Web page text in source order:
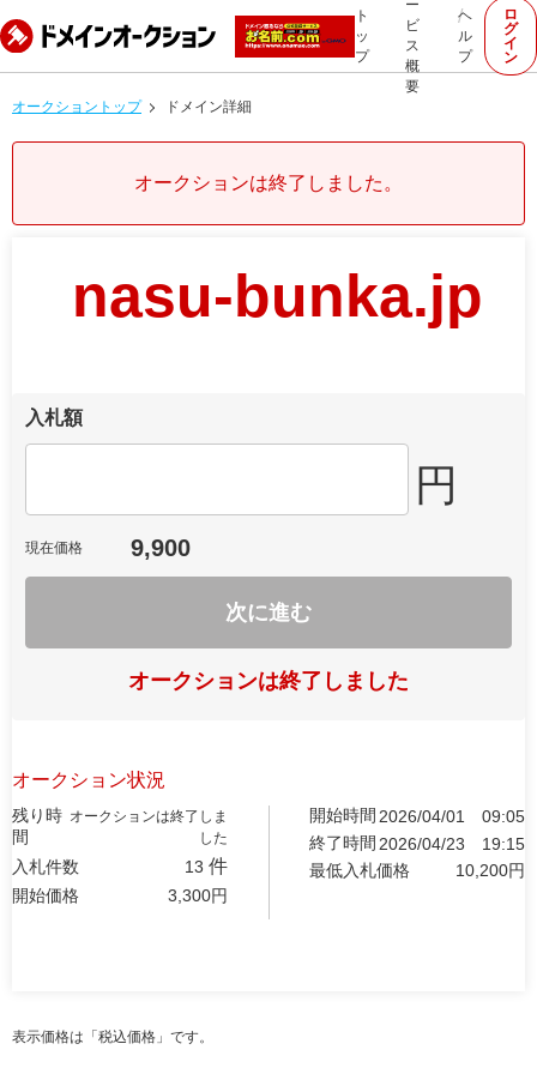
ト
ッ
プ
ー
ビ
ス
概
要
ヘ
ル
プ
ロ
グ
イ
ン
オークショントップ ドメイン詳細
オークションは終了しました。
nasu-bunka.jp
入札額
円
現在価格 9,900
次に進む
オークションは終了しました
オークション状況
残り時
間
オークションは終了しま
した
入札件数 13 件
開始価格 3,300円
開始時間 2026/04/01
09:05
終了時間 2026/04/23
19:15
最低入札価格
10,200円
表示価格は「税込価格」です。